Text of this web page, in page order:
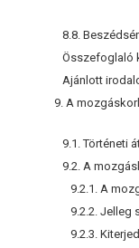
Összefoglaló
Ajánlott
9.1. Történeti
9.2. A
9.2.1. A
9.2.2. Jelleg
9.2.3.